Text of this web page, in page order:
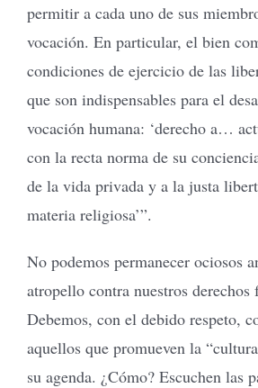
permitir a cada uno de sus
vocación. En particular, el bien
condiciones de ejercicio de las
que son indispensables para el
vocación humana: ‘derecho a…
con la recta norma de su
de la vida privada y a la justa
materia religiosa’”.
No podemos permanecer ociosos
atropello contra nuestros derechos
Debemos, con el debido respeto,
aquellos que promueven la
su agenda. ¿Cómo? Escuchen las